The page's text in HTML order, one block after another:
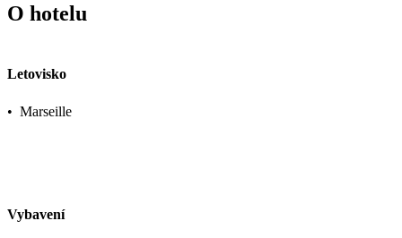
O hotelu
Letovisko
• Marseille
Vybavení